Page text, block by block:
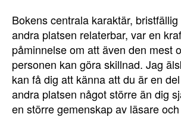
Bokens centrala karaktär,
andra platsen relaterbar, var en
påminnelse om att även den mest
personen kan göra skillnad. Jag
kan få dig att känna att du är en
andra platsen något större än dig
en större gemenskap av läsare